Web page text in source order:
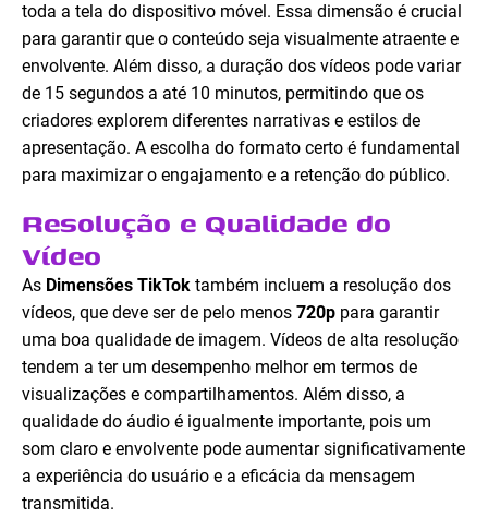
toda a tela do dispositivo móvel. Essa dimensão é crucial
para garantir que o conteúdo seja visualmente atraente e
envolvente. Além disso, a duração dos vídeos pode variar
de 15 segundos a até 10 minutos, permitindo que os
criadores explorem diferentes narrativas e estilos de
apresentação. A escolha do formato certo é fundamental
para maximizar o engajamento e a retenção do público.
Resolução e Qualidade do
Vídeo
As Dimensões TikTok também incluem a resolução dos
vídeos, que deve ser de pelo menos 720p para garantir
uma boa qualidade de imagem. Vídeos de alta resolução
tendem a ter um desempenho melhor em termos de
visualizações e compartilhamentos. Além disso, a
qualidade do áudio é igualmente importante, pois um
som claro e envolvente pode aumentar significativamente
a experiência do usuário e a eficácia da mensagem
transmitida.